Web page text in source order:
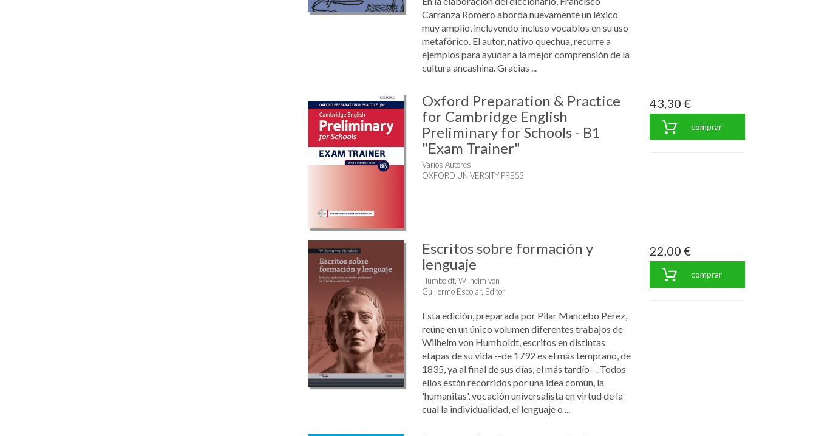
Carranza Romero aborda nuevamente un léxico
muy amplio, incluyendo incluso vocablos en su uso
metafórico. El autor, nativo quechua, recurre a
ejemplos para ayudar a la mejor comprensión de la
cultura ancashina. Gracias ...
Oxford Preparation & Practice
for Cambridge English
Preliminary for Schools - B1
"Exam Trainer"
Varios Autores
OXFORD UNIVERSITY PRESS
43,30 €
comprar
Escritos sobre formación y
lenguaje
Humboldt, Wilhelm von
Guillermo Escolar, Editor
Esta edición, preparada por Pilar Mancebo Pérez,
reúne en un único volumen diferentes trabajos de
Wilhelm von Humboldt, escritos en distintas
etapas de su vida --de 1792 es el más temprano, de
1835, ya al final de sus días, el más tardío--. Todos
ellos están recorridos por una idea común, la
'humanitas', vocación universalista en virtud de la
cual la individualidad, el lenguaje o ...
22,00 €
comprar